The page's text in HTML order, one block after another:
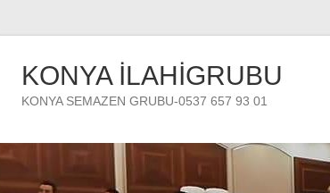
contentKONYA İLAHİGRUBU
KONYA SEMAZEN GRUBU-0537 657 93 01